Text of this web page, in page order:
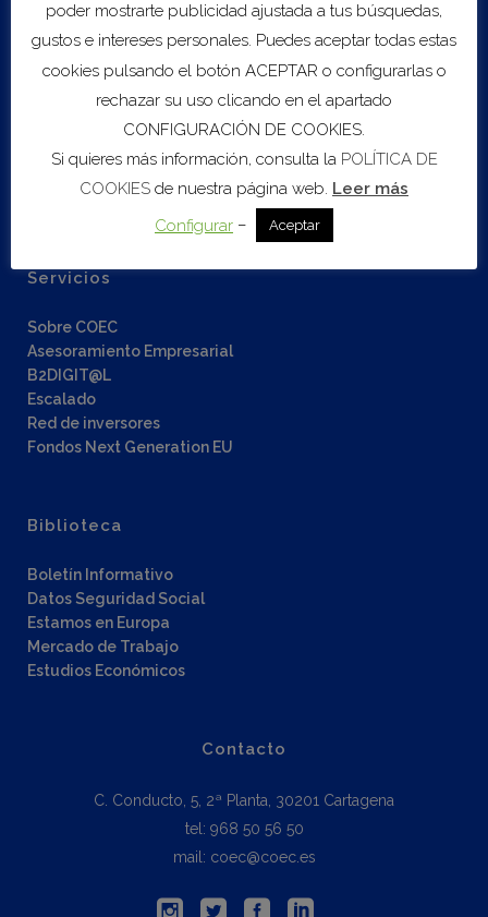
Export to .ICS file
Import to Google Calendar
Servicios
Sobre COEC
Asesoramiento Empresarial
B2DIGIT@L
Escalado
Red de inversores
Fondos Next Generation EU
Biblioteca
Boletín Informativo
Datos Seguridad Social
Estamos en Europa
Mercado de Trabajo
Estudios Económicos
Contacto
C. Conducto, 5, 2ª Planta, 30201 Cartagena
tel: 968 50 56 50
mail: coec@coec.es
poder mostrarte publicidad ajustada a tus búsquedas,
gustos e intereses personales. Puedes aceptar todas estas
cookies pulsando el botón ACEPTAR o configurarlas o
rechazar su uso clicando en el apartado
CONFIGURACIÓN DE COOKIES.
Si quieres más información, consulta la POLÍTICA DE
COOKIES de nuestra página web. Leer más
Configurar – Aceptar